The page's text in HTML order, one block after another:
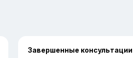
Завершенные консультации